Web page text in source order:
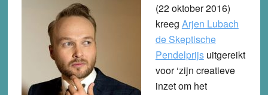
(22 oktober 2016)
kreeg Arjen Lubach
de Skeptische
Pendelprijsuitgereikt
voor ‘zijn creatieve
inzet om het